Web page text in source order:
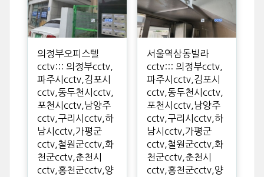
의정부오피스텔
cctv::: 의정부cctv,
파주시cctv,김포시
cctv,동두천시cctv,
포천시cctv,남양주
cctv,구리시cctv,하
남시cctv,가평군
cctv,철원군cctv,화
천군cctv,춘천시
cctv,홍천군cctv,양
서울역삼동빌라
cctv::: 의정부cctv,
파주시cctv,김포시
cctv,동두천시cctv,
포천시cctv,남양주
cctv,구리시cctv,하
남시cctv,가평군
cctv,철원군cctv,화
천군cctv,춘천시
cctv,홍천군cctv,양